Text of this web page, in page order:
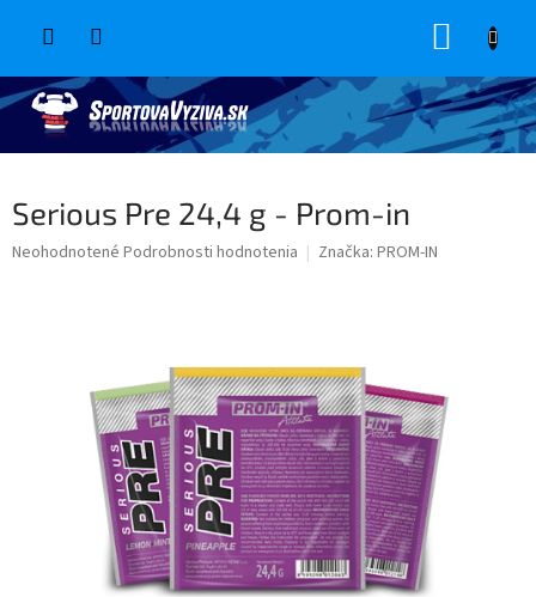
Serious Pre 24,4 g - Prom-in
Priemerné
hviezdičiek.
Neohodnotené Podrobnosti hodnotenia Značka: PROM-IN